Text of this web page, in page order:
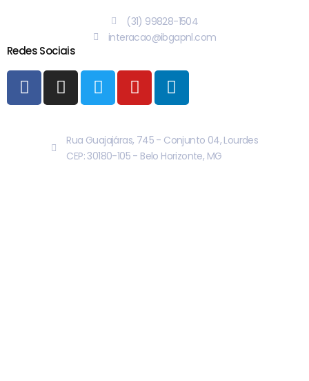
(31) 99828-1504
interacao@ibgapnl.com
Redes Sociais
Rua Guajajáras, 745 - Conjunto 04, Lourdes
CEP: 30180-105 - Belo Horizonte, MG